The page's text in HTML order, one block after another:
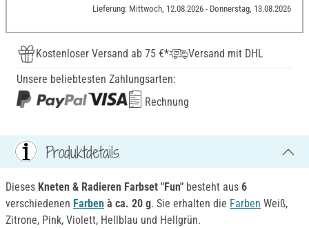
Lieferung: Mittwoch, 12.08.2026 - Donnerstag, 13.08.2026
Kostenloser Versand ab 75 €*
Versand mit DHL
Unsere beliebtesten Zahlungsarten:
Rechnung
Produktdetails
Dieses Kneten & Radieren Farbset "Fun" besteht aus 6
verschiedenen Farben à ca. 20 g. Sie erhalten die Farben Weiß,
Zitrone, Pink, Violett, Hellblau und Hellgrün.